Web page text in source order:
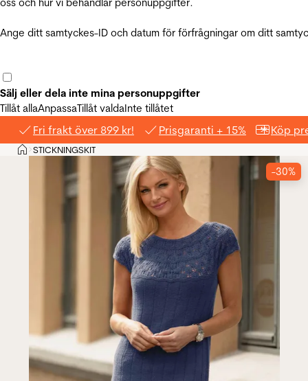
Ange ditt samtyckes-ID och datum för förfrågningar om ditt
Sälj eller dela inte mina personuppgifter
Tillåt allaAnpassaTillåt valdaInte tillåtet
Fri frakt över 899 kr! Prisgaranti + 15% Köp
Hem
>STICKNINGSKIT
-30%